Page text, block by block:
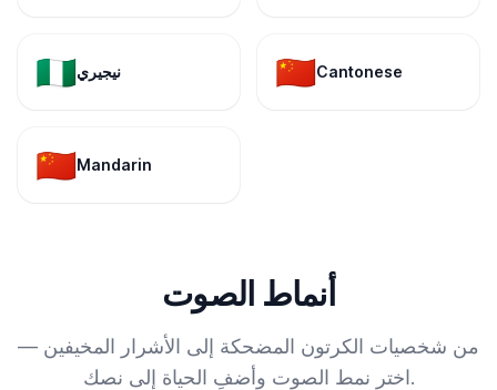
🇳🇬نيجيري 🇨🇳Cantonese
🇨🇳Mandarin
أنماط الصوت
من شخصيات الكرتون المضحكة إلى الأشرار المخيفين —
اختر نمط الصوت وأضفِ الحياة إلى نصك.